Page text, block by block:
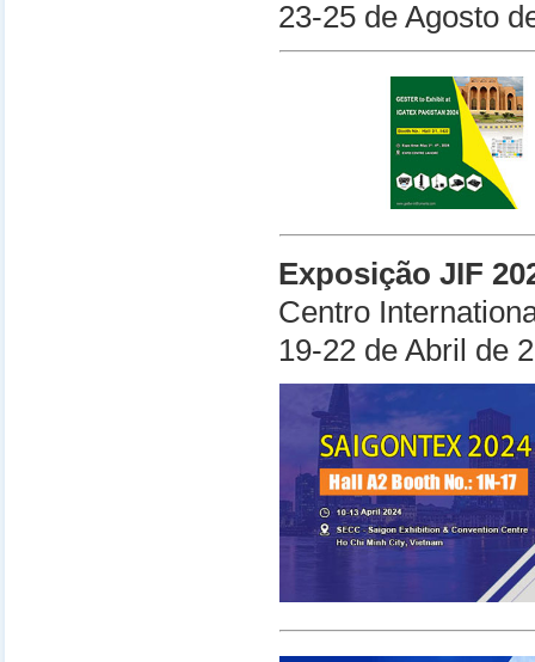
23-25 de Agosto
Exposição JIF
Centro
19-22 de Abril de